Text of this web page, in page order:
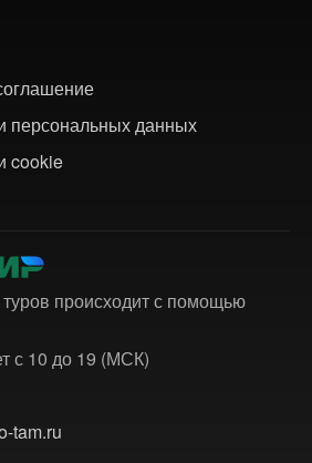
персональных данных
cookie
происходит с помощью
с 10 до 19 (МСК)
tam.ru